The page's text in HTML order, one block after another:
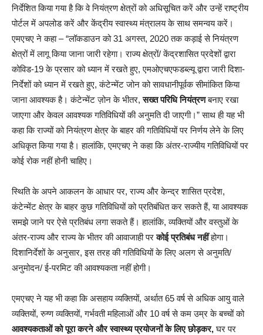
निर्देशित किया गया है कि वे नियंत्रण क्षेत्रों को अधिसूचित करें और उन्हें राष्ट्रीय
पोर्टल में अपलोड करें और केंद्रीय स्वास्थ्य मंत्रालय के साथ समन्वय करें।
एमएचए ने कहा – “लॉकडाउन को 31 अगस्त, 2020 तक कड़ाई से नियंत्रण
क्षेत्रों में लागू किया जाना जारी रहेगा। राज्य क्षेत्रों/ केंद्रशासित प्रदेशों द्वारा
कोविड-19 के प्रसार को ध्यान में रखते हुए, एमओएचएफडब्ल्यू द्वारा जारी दिशा-
निर्देशों को ध्यान में रखते हुए, कंटेन्मेंट जोन को सावधानीपूर्वक सीमांकित किया
जाना आवश्यक है। कंटेन्मेंट ज़ोन के भीतर,सख्त परिधि नियंत्रणबनाए रखा
जाएगा और केवल आवश्यक गतिविधियों की अनुमति दी जाएगी।” साथ ही यह भी
कहा कि राज्यों को नियंत्रण क्षेत्र के बाहर की गतिविधियों पर निर्णय लेने के लिए
अधिकृत किया गया है। हालांकि, एमएचए ने कहा कि अंतर-राज्यीय गतिविधियों पर
कोई रोक नहीं होनी चाहिए।
स्थिति के अपने आकलन के आधार पर, राज्य और केन्द्र शासित प्रदेश,
कंटेन्मेंट क्षेत्र के बाहर कुछ गतिविधियों को प्रतिबंधित कर सकते हैं, या आवश्यक
समझे जाने पर ऐसे प्रतिबंध लगा सकते हैं। हालांकि, व्यक्तियों और वस्तुओं के
अंतर-राज्य और राज्य के भीतर की आवाजाही परकोई प्रतिबंध नहींहोगा।
दिशानिर्देशों के अनुसार, इस तरह की गतिविधियों के लिए अलग से अनुमति/
अनुमोदन/ ई-परमिट की आवश्यकता नहीं होगी।
एमएचए ने यह भी कहा कि असहाय व्यक्तियों, अर्थात 65 वर्ष से अधिक आयु वाले
व्यक्तियों, रुग्ण व्यक्तियों, गर्भवती महिलाओं और 10 वर्ष से कम उम्र के बच्चों को
आवश्यकताओं को पूरा करने और स्वास्थ्य प्रयोजनों के लिए छोड़कर,घर पर